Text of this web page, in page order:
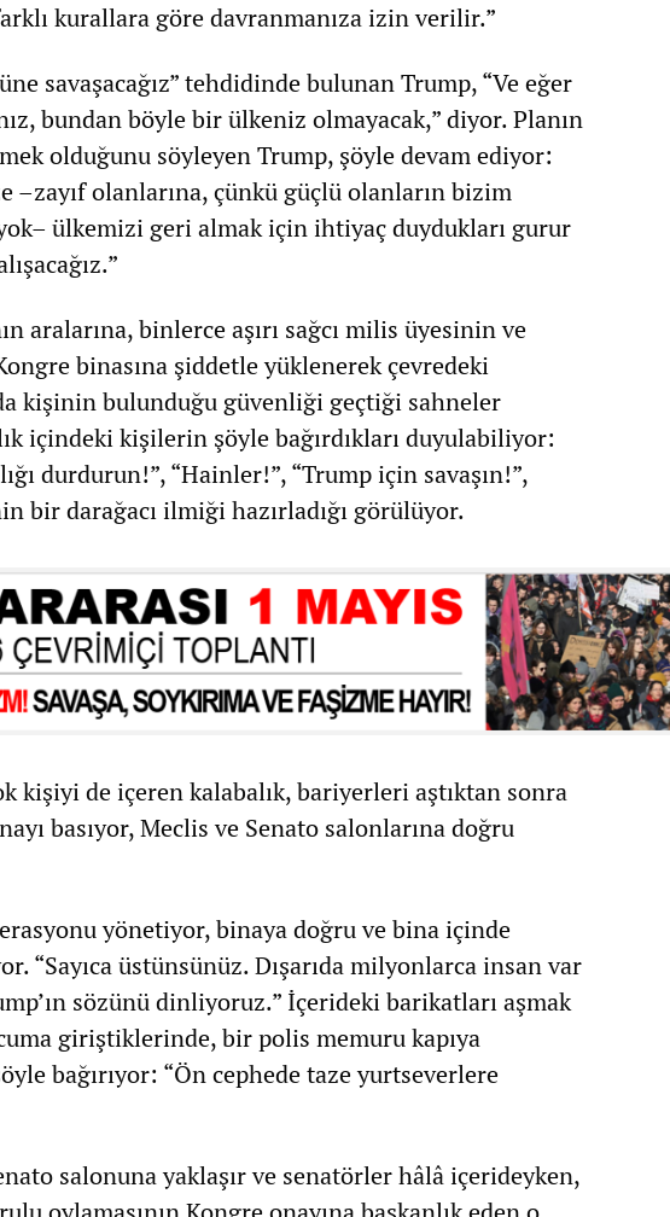
kurallara göre davranmanıza izin verilir.”
savaşacağız” tehdidinde bulunan Trump, “Ve eğer
bundan böyle bir ülkeniz olmayacak,” diyor. Planın
olduğunu söyleyen Trump, şöyle devam ediyor:
–zayıf olanlarına, çünkü güçlü olanların bizim
yok– ülkemizi geri almak için ihtiyaç duydukları gurur
aralarına, binlerce aşırı sağcı milis üyesinin ve
binasına şiddetle yüklenerek çevredeki
kişinin bulunduğu güvenliği geçtiği sahneler
içindeki kişilerin şöyle bağırdıkları duyulabiliyor:
durdurun!”, “Hainler!”, “Trump için savaşın!”,
bir darağacı ilmiği hazırladığı görülüyor.
kişiyi de içeren kalabalık, bariyerleri aştıktan sonra
basıyor, Meclis ve Senato salonlarına doğru
yönetiyor, binaya doğru ve bina içinde
“Sayıca üstünsünüz. Dışarıda milyonlarca insan var
sözünü dinliyoruz.” İçerideki barikatları aşmak
giriştiklerinde, bir polis memuru kapıya
bağırıyor: “Ön cephede taze yurtseverlere
salonuna yaklaşır ve senatörler hâlâ içerideyken,